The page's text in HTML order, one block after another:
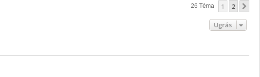
26 Téma 1 2
Ugrás